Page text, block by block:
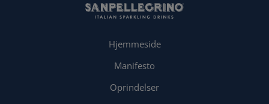
Hjemmeside
Manifesto
Oprindelser